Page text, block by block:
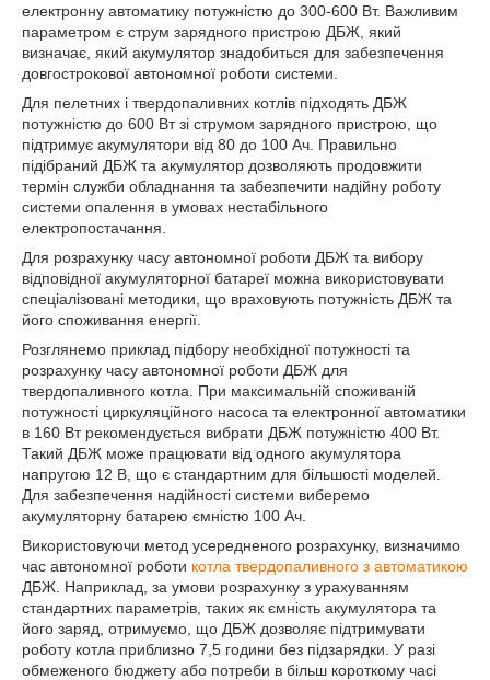
електронну автоматику потужністю до 300-600 Вт. Важливим
параметром є струм зарядного пристрою ДБЖ, який
визначає, який акумулятор знадобиться для забезпечення
довгострокової автономної роботи системи.
Для пелетних і твердопаливних котлів підходять ДБЖ
потужністю до 600 Вт зі струмом зарядного пристрою, що
підтримує акумулятори від 80 до 100 Ач. Правильно
підібраний ДБЖ та акумулятор дозволяють продовжити
термін служби обладнання та забезпечити надійну роботу
системи опалення в умовах нестабільного
електропостачання.
Для розрахунку часу автономної роботи ДБЖ та вибору
відповідної акумуляторної батареї можна використовувати
спеціалізовані методики, що враховують потужність ДБЖ та
його споживання енергії.
Розглянемо приклад підбору необхідної потужності та
розрахунку часу автономної роботи ДБЖ для
твердопаливного котла. При максимальній споживаній
потужності циркуляційного насоса та електронної автоматики
в 160 Вт рекомендується вибрати ДБЖ потужністю 400 Вт.
Такий ДБЖ може працювати від одного акумулятора
напругою 12 В, що є стандартним для більшості моделей.
Для забезпечення надійності системи виберемо
акумуляторну батарею ємністю 100 Ач.
Використовуючи метод усередненого розрахунку, визначимо
час автономної роботи котла твердопаливного з автоматикою
ДБЖ. Наприклад, за умови розрахунку з урахуванням
стандартних параметрів, таких як ємність акумулятора та
його заряд, отримуємо, що ДБЖ дозволяє підтримувати
роботу котла приблизно 7,5 години без підзарядки. У разі
обмеженого бюджету або потреби в більш короткому часі